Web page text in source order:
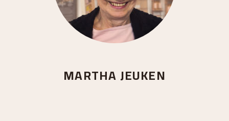
MARTHA JEUKEN